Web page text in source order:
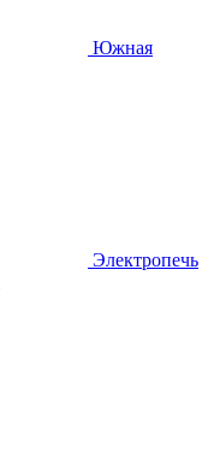
Южная
Электропечь